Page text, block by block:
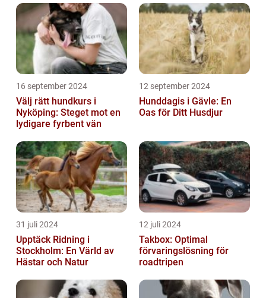
16 september 2024
Välj rätt hundkurs i
Nyköping: Steget mot en
lydigare fyrbent vän
12 september 2024
Hunddagis i Gävle: En
Oas för Ditt Husdjur
31 juli 2024
Upptäck Ridning i
Stockholm: En Värld av
Hästar och Natur
12 juli 2024
Takbox: Optimal
förvaringslösning för
roadtripen